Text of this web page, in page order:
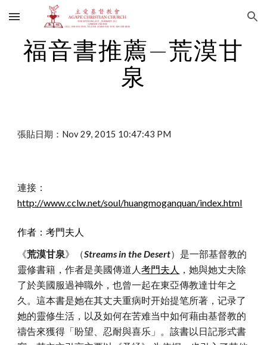
Skip to main content Skip to navigation
福音書推薦—荒漠甘
泉
張貼日期：Nov 29, 2015 10:47:43 PM
連接：
http://www.cclw.net/soul/huangmoganquan/index.html
作者：考門夫人
《荒漠甘泉》（Streams in the Desert）是一部基督教的
靈修書籍，作者是美國傳道人考門夫人 ，她與她丈夫除
了於美國服過神職外，也曾一起在東亞傳教達廿年之
久。這本書是她在其丈夫重病时开始提笔所著，记录了
她的靈修生活，以及如何在苦难当中如何藉由基督教的
禱告來獲得「盼望、忍耐與喜乐」。該書以日記形式書